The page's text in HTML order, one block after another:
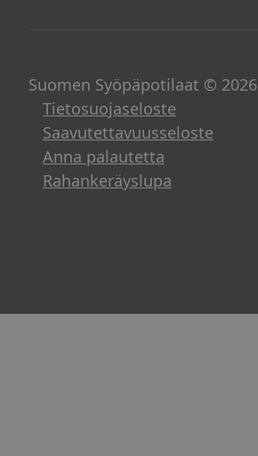
Suomen Syöpäpotilaat © 2026
Tietosuojaseloste
Saavutettavuusseloste
Anna palautetta
Rahankeräyslupa